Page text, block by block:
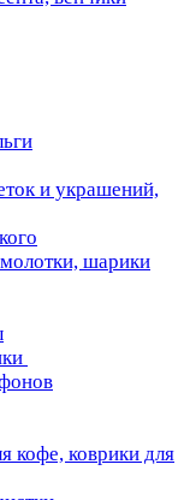
и украшений,
шарики
кофе, коврики для